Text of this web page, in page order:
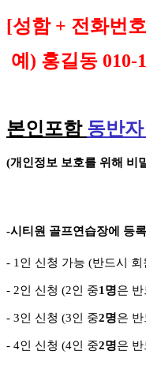
[성함 + 전화번호
예 ) 홍길동 010-
본인포함 동반
(개인정보 보호를 위해 비
-시티원 골프연습장에 등
- 1인 신청 가능 (반드시 회
- 2인 신청 (2인 중1명은
- 3인 신청 (3인 중2명은
- 4인 신청 (4인 중2명은